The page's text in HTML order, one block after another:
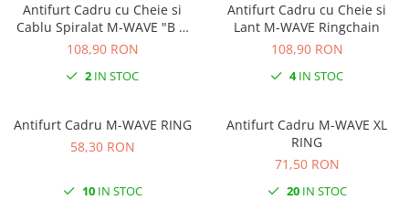
Antifurt Cadru cu Cheie si
Cablu Spiralat M-WAVE "B &
S"
108,90 RON
2 IN STOC
Antifurt Cadru cu Cheie si
Lant M-WAVE Ringchain
108,90 RON
4IN STOC
Antifurt Cadru M-WAVE RING
58,30 RON
10IN STOC
Antifurt Cadru M-WAVE XL
RING
71,50 RON
20IN STOC